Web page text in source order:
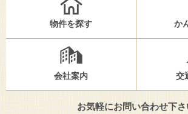
物件を探す か
会社案内 交
お気軽にお問い合わせ下さ